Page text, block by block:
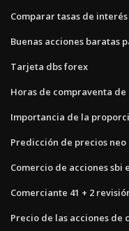
Comparar tasas de
Buenas acciones baratas
Tarjeta dbs forex
Horas de compraventa
Importancia de la
Predicción de precios neo
Comercio de acciones sbi
Comerciante 41 + 2
Precio de las acciones de